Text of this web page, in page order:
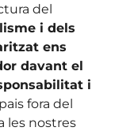
del
i dels
ens
davant el
i
fora del
les nostres